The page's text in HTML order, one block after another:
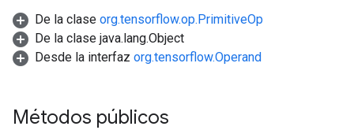
De la clase org.tensorflow.op.PrimitiveOp
De la clase java.lang.Object
Desde la interfaz org.tensorflow.Operand
Métodos públicos